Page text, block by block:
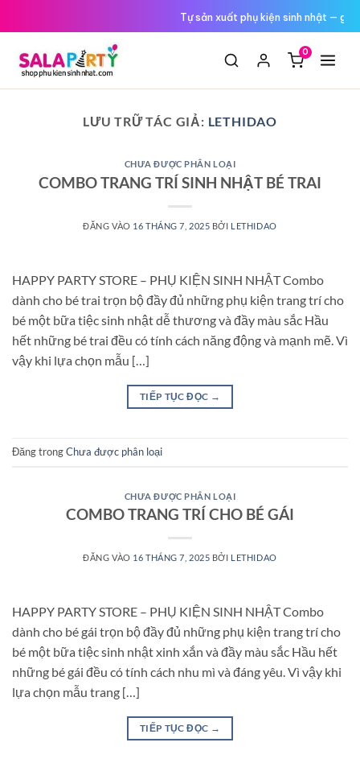
nội
dung
Tự sản xuất phụ kiện sinh nhật —
0
LƯU TRỮ TÁC GIẢ: LETHIDAO
CHƯA ĐƯỢC PHÂN LOẠI
COMBO TRANG TRÍ SINH NHẬT BÉ TRAI
ĐĂNG VÀO 16 THÁNG 7, 2025 BỞI LETHIDAO
HAPPY PARTY STORE – PHỤ KIỆN SINH NHẬT Combo
dành cho bé trai trọn bộ đầy đủ những phụ kiện trang trí cho
bé một bữa tiệc sinh nhật dễ thương và đầy màu sắc Hầu
hết những bé trai đều có tính cách năng động và mạnh mẽ. Vì
vậy khi lựa chọn mẫu […]
TIẾP TỤC ĐỌC →
Đăng trongChưa được phân loại
CHƯA ĐƯỢC PHÂN LOẠI
COMBO TRANG TRÍ CHO BÉ GÁI
ĐĂNG VÀO 16 THÁNG 7, 2025 BỞI LETHIDAO
HAPPY PARTY STORE – PHỤ KIỆN SINH NHẬT Combo
dành cho bé gái trọn bộ đầy đủ những phụ kiện trang trí cho
bé một bữa tiệc sinh nhật xinh xắn và đầy màu sắc Hầu hết
những bé gái đều có tính cách nhu mì và đáng yêu. Vì vậy khi
lựa chọn mẫu trang […]
TIẾP TỤC ĐỌC →